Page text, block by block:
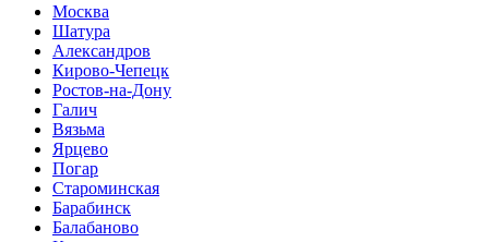
Москва
Шатура
Александров
Кирово-Чепецк
Ростов-на-Дону
Галич
Вязьма
Ярцево
Погар
Староминская
Барабинск
Балабаново